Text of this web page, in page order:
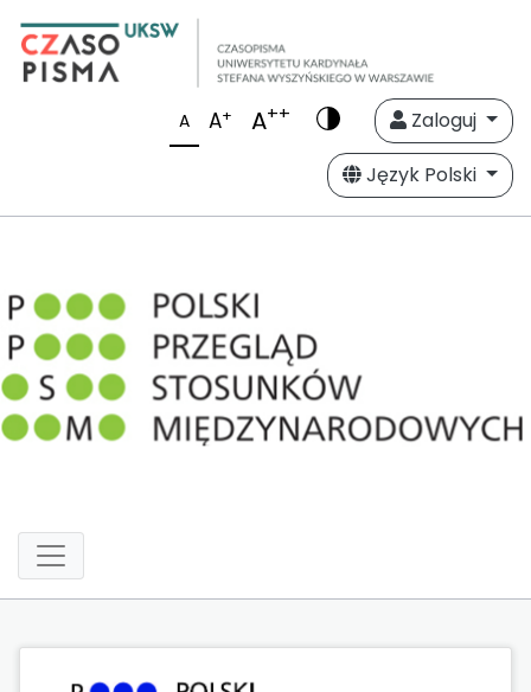
A A+ A++
Zaloguj
Język Polski